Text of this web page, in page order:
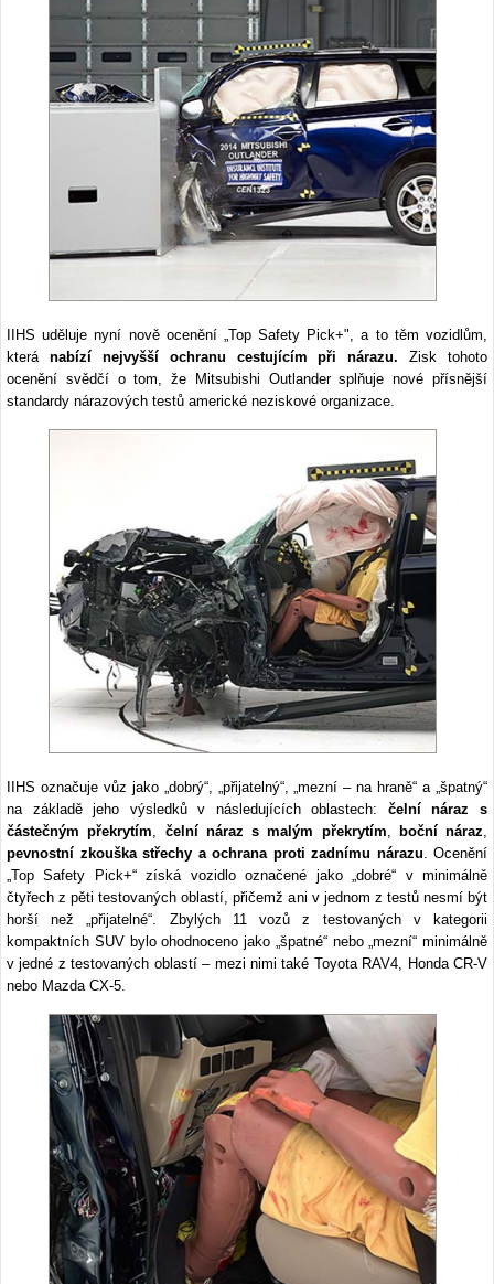
IIHS uděluje nyní nově ocenění „Top Safety Pick+", a to těm vozidlům,
která nabízí nejvyšší ochranu cestujícím při nárazu. Zisk tohoto
ocenění svědčí o tom, že Mitsubishi Outlander splňuje nové přísnější
standardy nárazových testů americké neziskové organizace.
IIHS označuje vůz jako „dobrý“, „přijatelný“, „mezní – na hraně“ a „špatný“
na základě jeho výsledků v následujících oblastech: čelní náraz s
částečným překrytím, čelní náraz s malým překrytím, boční náraz,
pevnostní zkouška střechy a ochrana proti zadnímu nárazu. Ocenění
„Top Safety Pick+“ získá vozidlo označené jako „dobré“ v minimálně
čtyřech z pěti testovaných oblastí, přičemž ani v jednom z testů nesmí být
horší než „přijatelné“. Zbylých 11 vozů z testovaných v kategorii
kompaktních SUV bylo ohodnoceno jako „špatné“ nebo „mezní“ minimálně
v jedné z testovaných oblastí – mezi nimi také Toyota RAV4, Honda CR-V
nebo Mazda CX-5.